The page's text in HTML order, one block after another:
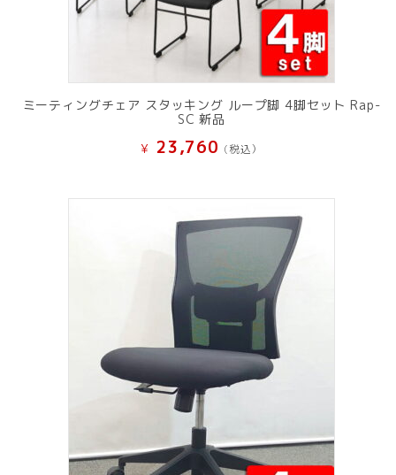
ミーティングチェア スタッキング ループ脚 4脚セット Rap-
SC 新品
¥ 23,760 (税込）